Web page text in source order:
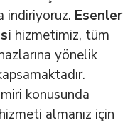
indiriyoruz. Esenler
hizmetimiz, tüm
yönelik
konusunda
almanız için